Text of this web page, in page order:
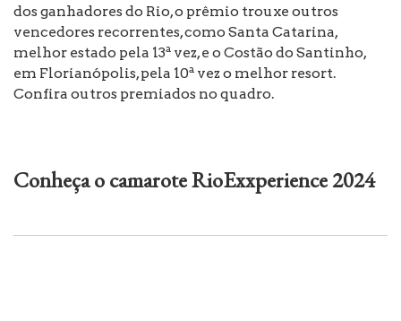
dos ganhadores do Rio, o prêmio trouxe outros
vencedores recorrentes, como Santa Catarina,
melhor estado pela 13ª vez, e o Costão do Santinho,
em Florianópolis, pela 10ª vez o melhor resort.
Confira outros premiados no quadro.
Conheça o camarote RioExxperience 2024